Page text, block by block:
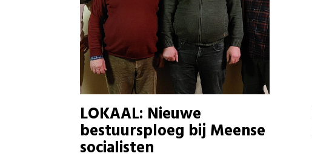
LOKAAL: Nieuwe
bestuursploeg bij Meense
socialisten